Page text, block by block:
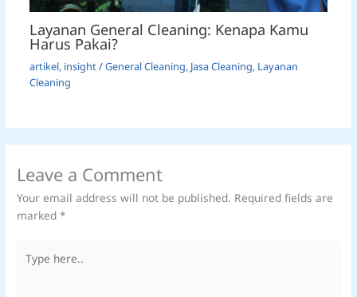
Layanan General Cleaning: Kenapa Kamu
Harus Pakai?
artikel, insight/General Cleaning, Jasa Cleaning, Layanan
Cleaning
Leave a Comment
Your email address will not be published. Required fields are
marked*
here..